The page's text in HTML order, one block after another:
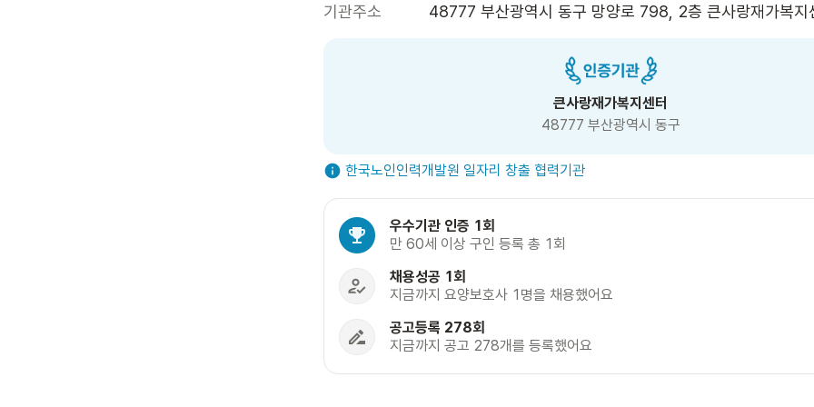
기관주소
48777 부산광역시 동구 망양로 798, 2층 큰사랑재가복지
큰사랑재가복지센터
48777 부산광역시 동구
한국노인인력개발원 일자리 창출 협력기관
우수기관 인증 1회
만 60세 이상 구인 등록 총 1회
채용성공 1회
지금까지 요양보호사 1명을 채용했어요
공고등록 278회
지금까지 공고 278개를 등록했어요